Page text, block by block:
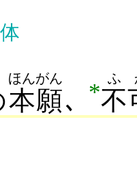
本願
ほんがん
､ *不
ふ